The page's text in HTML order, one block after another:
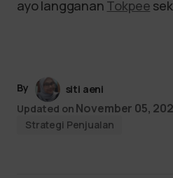
ayo langganan Tokpee
By
siti aeni
Updated on November 05,
Strategi Penjualan